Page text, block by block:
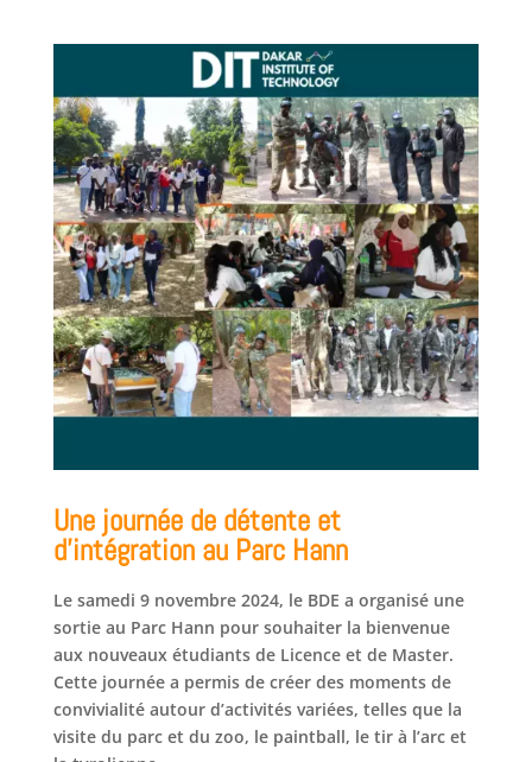
Une journée de détente et
d’intégration au Parc Hann
Le samedi 9 novembre 2024, le BDE a organisé une
sortie au Parc Hann pour souhaiter la bienvenue
aux nouveaux étudiants de Licence et de Master.
Cette journée a permis de créer des moments de
convivialité autour d’activités variées, telles que la
visite du parc et du zoo, le paintball, le tir à l’arc et